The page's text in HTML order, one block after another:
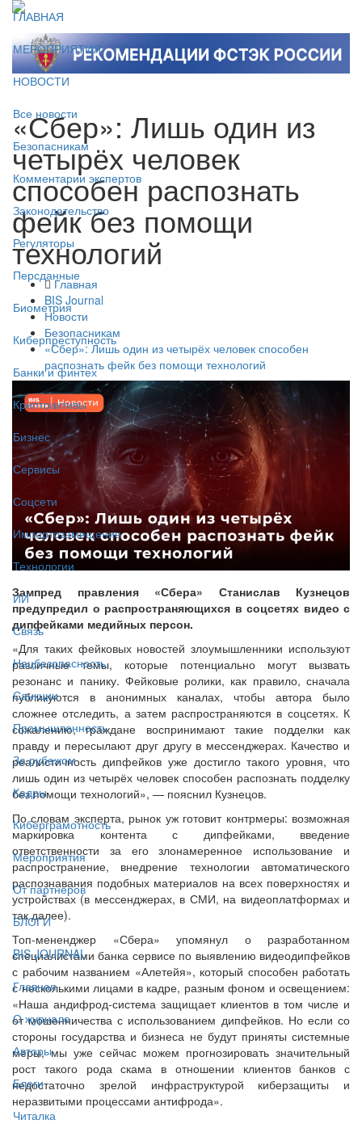
ГЛАВНАЯ
МЕРОПРИЯТИЯ
НОВОСТИ
Все новости
Безопасникам
Комментарии экспертов
Законодательство
Регуляторы
Персданные
Биометрия
Киберпреступность
Банки и финтех
Криптоактивы
Бизнес
Сервисы
Соцсети
Импортозамещение
Технологии
ИИ
Связь
Нацбезопасность
Санкции
Промышленность
За рубежом
Кадры
Киберграмотность
Мероприятия
От партнёров
БЛОГИ
BIS JOURNAL
Главная
О журнале
Авторы
Блоги
Читалка
«Сбер»: Лишь один из
четырёх человек
способен распознать
фейк без помощи
технологий
Главная
BIS Journal
Новости
Безопасникам
«Сбер»: Лишь один из четырёх человек способен
распознать фейк без помощи технологий
Зампред правления «Сбера» Станислав Кузнецов
предупредил о распространяющихся в соцсетях видео с
дипфейками медийных персон.
«Для таких фейковых новостей злоумышленники используют
различные темы, которые потенциально могут вызвать
резонанс и панику. Фейковые ролики, как правило, сначала
публикуются в анонимных каналах, чтобы автора было
сложнее отследить, а затем распространяются в соцсетях. К
сожалению, граждане воспринимают такие подделки как
правду и пересылают друг другу в мессенджерах. Качество и
реалистичность дипфейков уже достигло такого уровня, что
лишь один из четырёх человек способен распознать подделку
без помощи технологий», — пояснил Кузнецов.
По словам эксперта, рынок уж готовит контрмеры: возможная
маркировка контента с дипфейками, введение
ответственности за его злонамеренное использование и
распространение, внедрение технологии автоматического
распознавания подобных материалов на всех поверхностях и
устройствах (в мессенджерах, в СМИ, на видеоплатформах и
так далее).
Топ-мененджер «Сбера» упомянул о разработанном
специалистами банка сервисе по выявлению видеодипфейков
с рабочим названием «Алетейя», который способен работать
с несколькими лицами в кадре, разным фоном и освещением:
«Наша андифрод-система защищает клиентов в том числе и
от мошенничества с использованием дипфейков. Но если со
стороны государства и бизнеса не будут приняты системные
меры, мы уже сейчас можем прогнозировать значительный
рост такого рода скама в отношении клиентов банков с
недостаточно зрелой инфраструктурой киберзащиты и
неразвитыми процессами антифрода».